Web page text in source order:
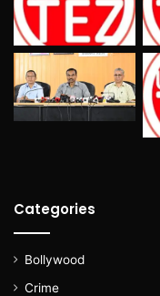
Categories
Bollywood
Crime